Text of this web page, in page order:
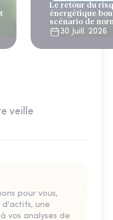
Le retour du
énergétique
scénario de
30 Juill. 2026
veille
pour vous,
d'actifs, une
vos analyses de